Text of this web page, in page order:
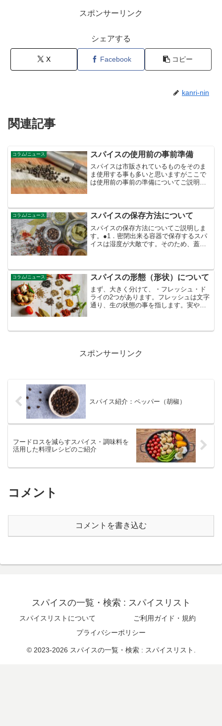
スポンサーリンク
シェアする
X Facebook コピー
kanri-nin
関連記事
コラム/ニュース スパイスの使用前の事前準備
スパイスは市販されているものをそのま
ま使用する事も多いと思いますがここで
は使用前の事前の準備についてご説明し
状にする事で、使用する...
コラム/ニュース スパイスの保存方法について
スパイスの保存方法についてご説明しま
す。●1．密閉出来る容器で保存するスパ
イスは湿度が大敵です。そのため、蓋な
期間で無い場合には、よ...
コラム/ニュース スパイスの形態（形状）について
まず、大きく分けて、・フレッシュ・ド
ライの2つがあります。フレッシュは文字
通り、生の状態の事を指します。実や葉
態です。そして、その大きく分けた2つが
スポンサーリンク
スパイス紹介：ペッパー（胡椒）
フードロスを減らすスパイス・調味料を
活用した料理レシピのご紹介
コメント
コメントを書き込む
スパイスの一覧・検索 : スパイスリスト
スパイスリストについて
ご利用ガイド・規約
プライバシーポリシー
© 2023-2026 スパイスの一覧・検索 : スパイスリスト.